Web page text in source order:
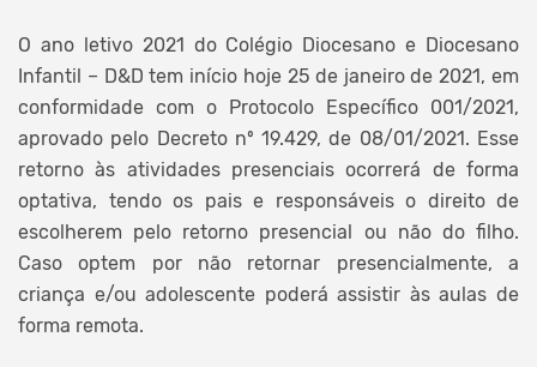
O ano letivo 2021 do Colégio Diocesano e Diocesano
Infantil – D&D tem início hoje 25 de janeiro de 2021, em
conformidade com o Protocolo Específico 001/2021,
aprovado pelo Decreto nº 19.429, de 08/01/2021. Esse
retorno às atividades presenciais ocorrerá de forma
optativa, tendo os pais e responsáveis o direito de
escolherem pelo retorno presencial ou não do filho.
Caso optem por não retornar presencialmente, a
criança e/ou adolescente poderá assistir às aulas de
forma remota.